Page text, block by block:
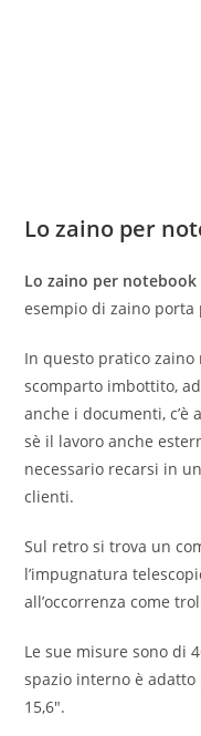
Lo zaino per
Lo zaino per notebook
esempio di zaino
In questo pratico zaino
scomparto imbottito,
anche i documenti, c’è
sè il lavoro anche
necessario recarsi in
clienti.
Sul retro si trova un
l’impugnatura
all’occorrenza come
Le sue misure sono di
spazio interno è
15,6″.